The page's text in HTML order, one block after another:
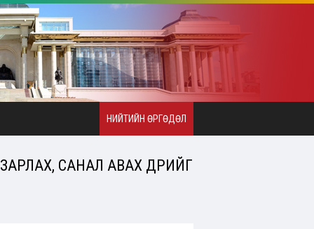
НИЙТИЙН ӨРГӨДӨЛ
САНАЛ АВАХ ӨДРИЙГ